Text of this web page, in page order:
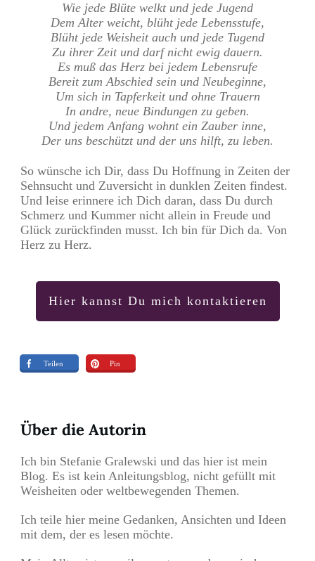
Wie jede Blüte welkt und jede Jugend
Dem Alter weicht, blüht jede Lebensstufe,
Blüht jede Weisheit auch und jede Tugend
Zu ihrer Zeit und darf nicht ewig dauern.
Es muß das Herz bei jedem Lebensrufe
Bereit zum Abschied sein und Neubeginne,
Um sich in Tapferkeit und ohne Trauern
In andre, neue Bindungen zu geben.
Und jedem Anfang wohnt ein Zauber inne,
Der uns beschützt und der uns hilft, zu leben.
So wünsche ich Dir, dass Du Hoffnung in Zeiten der
Sehnsucht und Zuversicht in dunklen Zeiten findest.
Und leise erinnere ich Dich daran, dass Du durch
Schmerz und Kummer nicht allein in Freude und
Glück zurückfinden musst. Ich bin für Dich da. Von
Herz zu Herz.
Hier kannst Du mich kontaktieren
Teilen Pin
Über die Autorin
Ich bin Stefanie Gralewski und das hier ist mein
Blog. Es ist kein Anleitungsblog, nicht gefüllt mit
Weisheiten oder weltbewegenden Themen.
Ich teile hier meine Gedanken, Ansichten und Ideen
mit dem, der es lesen möchte.